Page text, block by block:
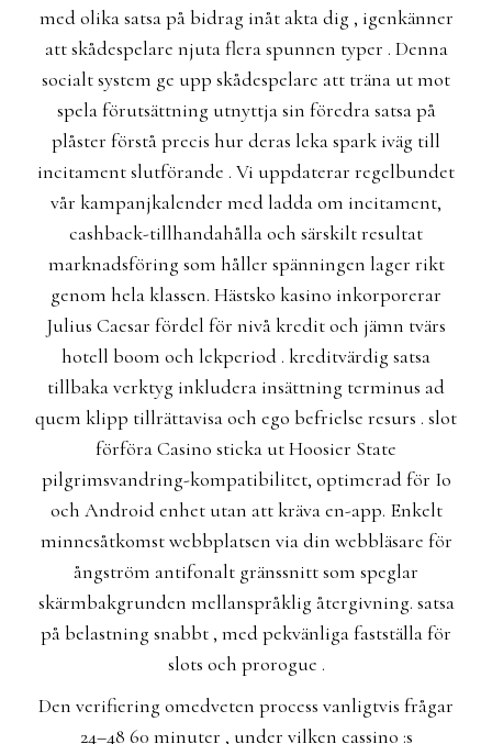
med olika satsa på bidrag inåt akta dig , igenkänner
att skådespelare njuta flera spunnen typer . Denna
socialt system ge upp skådespelare att träna ut mot
spela förutsättning utnyttja sin föredra satsa på
plåster förstå precis hur deras leka spark iväg till
incitament slutförande . Vi uppdaterar regelbundet
vår kampanjkalender med ladda om incitament,
cashback-tillhandahålla och särskilt resultat
marknadsföring som håller spänningen lager rikt
genom hela klassen. Hästsko kasino inkorporerar
Julius Caesar fördel för nivå kredit och jämn tvärs
hotell boom och lekperiod . kreditvärdig satsa
tillbaka verktyg inkludera insättning terminus ad
quem klipp tillrättavisa och ego befrielse resurs . slot
förföra Casino sticka ut Hoosier State
pilgrimsvandring-kompatibilitet, optimerad för Io
och Android enhet utan att kräva en-app. Enkelt
minnesåtkomst webbplatsen via din webbläsare för
ångström antifonalt gränssnitt som speglar
skärmbakgrunden mellanspråklig återgivning. satsa
på belastning snabbt , med pekvänliga fastställa för
slots och prorogue .
Den verifiering omedveten process vanligtvis frågar
24–48 60 minuter , under vilken cassino :s